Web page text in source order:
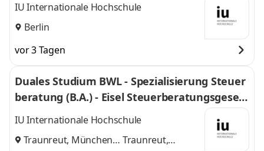
IU Internationale Hochschule
Berlin
vor 3 Tagen
Duales Studium BWL - Spezialisierung Steuer
beratung (B.A.) - Eisel Steuerberatungsgesell
schaft mbH & Co. KG
IU Internationale Hochschule
Traunreut, München
Traunreut,